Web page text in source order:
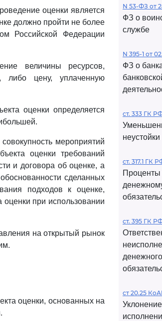
оценки является
должно пройти не более
Российской Федерации
величины ресурсов,
либо цену, уплаченную
оценки определяется
мероприятий
оценки требований
и договора об оценке, а
сделанных
подходов к оценке,
оценки при использовании
на открытый рынок
оценки, основанных на
N 53-ФЗ от
ФЗ о
службе
N 395-1 от
ФЗ о
ст. 333 ГК
неустойки
ст. 317.1 ГК
Проценты
ст. 395 ГК
денежного
ст 20.25